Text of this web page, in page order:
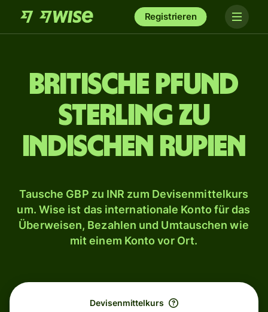
Registrieren
Britische Pfund
Sterling zu
indischen Rupien
Tausche GBP zu INR zum Devisenmittelkurs
um. Wise ist das internationale Konto für das
Überweisen, Bezahlen und Umtauschen wie
mit einem Konto vor Ort.
Devisenmittelkurs